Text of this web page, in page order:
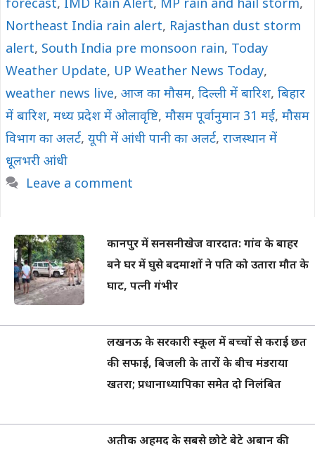
forecast, IMD Rain Alert, MP rain and hail storm,
Northeast India rain alert, Rajasthan dust storm
alert, South India pre monsoon rain, Today
Weather Update, UP Weather News Today,
weather news live, आज का मौसम, दिल्ली में बारिश, बिहार
में बारिश, मध्य प्रदेश में ओलावृष्टि, मौसम पूर्वानुमान 31 मई, मौसम
विभाग का अलर्ट, यूपी में आंधी पानी का अलर्ट, राजस्थान में
धूलभरी आंधी
Leave a comment
कानपुर में सनसनीखेज वारदात: गांव के बाहर
बने घर में घुसे बदमाशों ने पति को उतारा मौत के
घाट, पत्नी गंभीर
लखनऊ के सरकारी स्कूल में बच्चों से कराई छत
की सफाई, बिजली के तारों के बीच मंडराया
खतरा; प्रधानाध्यापिका समेत दो निलंबित
अतीक अहमद के सबसे छोटे बेटे अबान की